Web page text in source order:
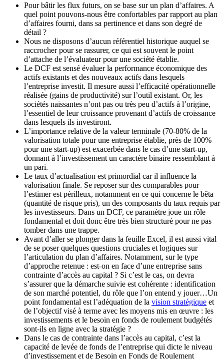
Pour bâtir les flux futurs, on se base sur un plan d’affaires. A
quel point pouvons-nous être confortables par rapport au plan
d’affaires fourni, dans sa pertinence et dans son degré de
détail ?
Nous ne disposons d’aucun référentiel historique auquel se
raccrocher pour se rassurer, ce qui est souvent le point
d’attache de l’évaluateur pour une société établie.
Le DCF est sensé évaluer la performance économique des
actifs existants et des nouveaux actifs dans lesquels
l’entreprise investit. Il mesure aussi l’efficacité opérationnelle
réalisée (gains de productivité) sur l’outil existant. Or, les
sociétés naissantes n’ont pas ou très peu d’actifs à l’origine,
l’essentiel de leur croissance provenant d’actifs de croissance
dans lesquels ils investiront.
L’importance relative de la valeur terminale (70-80% de la
valorisation totale pour une entreprise établie, près de 100%
pour une start-up) est exacerbée dans le cas d’une start-up,
donnant à l’investissement un caractère binaire ressemblant à
un pari.
Le taux d’actualisation est primordial car il influence la
valorisation finale. Se reposer sur des comparables pour
l’estimer est périlleux, notamment en ce qui concerne le bêta
(quantité de risque pris), un des composants du taux requis par
les investisseurs. Dans un DCF, ce paramètre joue un rôle
fondamental et doit donc être très bien structuré pour ne pas
tomber dans une trappe.
Avant d’aller se plonger dans la feuille Excel, il est aussi vital
de se poser quelques questions cruciales et logiques sur
l’articulation du plan d’affaires. Notamment, sur le type
d’approche retenue : est-on en face d’une entreprise sans
contrainte d’accès au capital ? Si c’est le cas, on devra
s’assurer que la démarche suivie est cohérente : identification
de son marché potentiel, du rôle que l’on entend y jouer…Un
point fondamental est l’adéquation de la vision stratégique et
de l’objectif visé à terme avec les moyens mis en œuvre : les
investissements et le besoin en fonds de roulement budgétés
sont-ils en ligne avec la stratégie ?
Dans le cas de contrainte dans l’accès au capital, c’est la
capacité de levée de fonds de l’entreprise qui dicte le niveau
d’investissement et de Besoin en Fonds de Roulement